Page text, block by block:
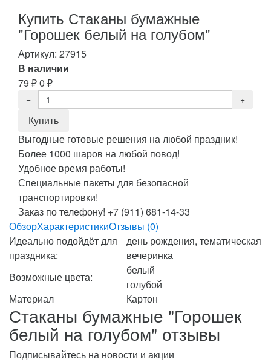
Купить Стаканы бумажные
"Горошек белый на голубом"
Артикул: 27915
В наличии
79 ₽0 ₽
Выгодные готовые решения на любой праздник!
Более 1000 шаров на любой повод!
Удобное время работы!
Специальные пакеты для безопасной
транспортировки!
Заказ по телефону! +7 (911) 681-14-33
ОбзорХарактеристикиОтзывы (0)
Идеально подойдёт для
праздника:
день рождения, тематическая
вечеринка
Возможные цвета:
белый
голубой
Материал
Картон
Стаканы бумажные "Горошек
белый на голубом" отзывы
Подписывайтесь на новости и акции